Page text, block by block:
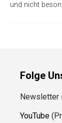
und nicht
Folge
Newsletter
YouTube